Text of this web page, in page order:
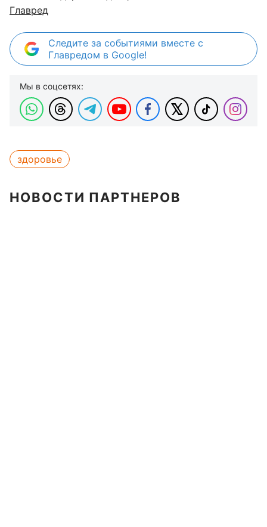
Главред
Следите за событиями вместе с
Главредом в Google!
Мы в соцсетях:
здоровье
НОВОСТИ ПАРТНЕРОВ